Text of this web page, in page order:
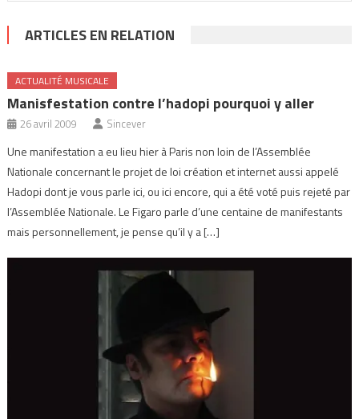
ARTICLES EN RELATION
ACTUALITÉ MUSICALE
Manisfestation contre l’hadopi pourquoi y aller
26 avril 2009 Sincever
Une manifestation a eu lieu hier à Paris non loin de l’Assemblée
Nationale concernant le projet de loi création et internet aussi appelé
Hadopi dont je vous parle ici, ou ici encore, qui a été voté puis rejeté par
l’Assemblée Nationale. Le Figaro parle d’une centaine de manifestants
mais personnellement, je pense qu’il y a […]